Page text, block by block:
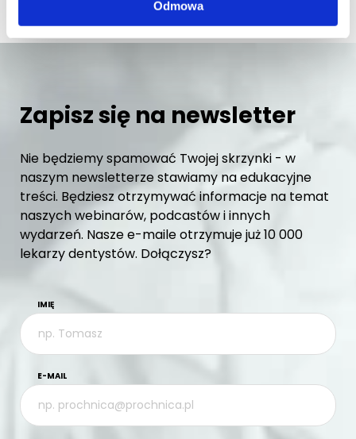
Odmowa
Zapisz się na newsletter
Nie będziemy spamować Twojej skrzynki - w
naszym newsletterze stawiamy na edukacyjne
treści. Będziesz otrzymywać informacje na temat
naszych webinarów, podcastów i innych
wydarzeń. Nasze e-maile otrzymuje już 10 000
lekarzy dentystów. Dołączysz?
IMIĘ
E-MAIL